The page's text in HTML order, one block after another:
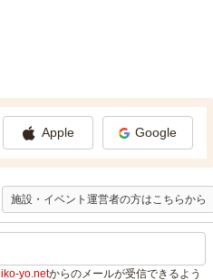
Apple Google
施設・イベント運営者の方はこちらから
iko-yo.netからのメールが受信できるよう